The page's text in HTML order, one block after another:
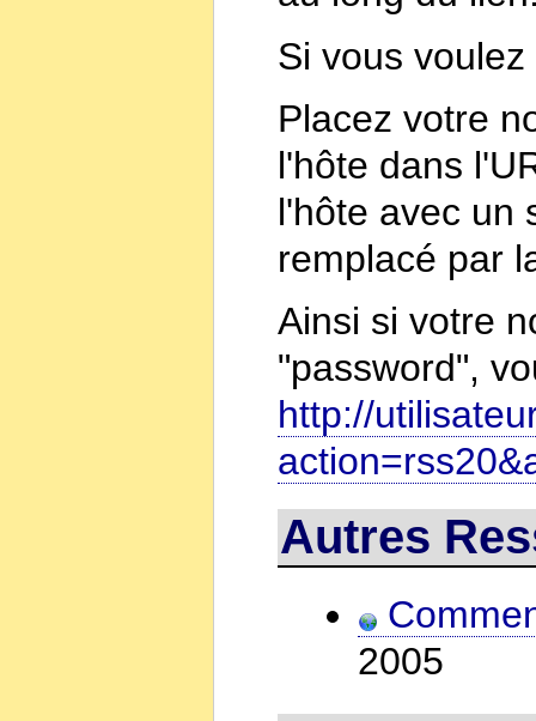
Si vous
Placez votre
l'hôte dans
l'hôte avec un
remplacé par
Ainsi si votre
"password",
http://
Autres
2005